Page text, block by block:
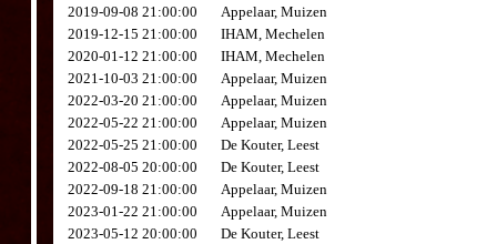
2019-09-08 21:00:00
Appelaar, Muizen
2019-12-15 21:00:00
IHAM, Mechelen
2020-01-12 21:00:00
IHAM, Mechelen
2021-10-03 21:00:00
Appelaar, Muizen
2022-03-20 21:00:00
Appelaar, Muizen
2022-05-22 21:00:00
Appelaar, Muizen
2022-05-25 21:00:00
De Kouter, Leest
2022-08-05 20:00:00
De Kouter, Leest
2022-09-18 21:00:00
Appelaar, Muizen
2023-01-22 21:00:00
Appelaar, Muizen
2023-05-12 20:00:00
De Kouter, Leest